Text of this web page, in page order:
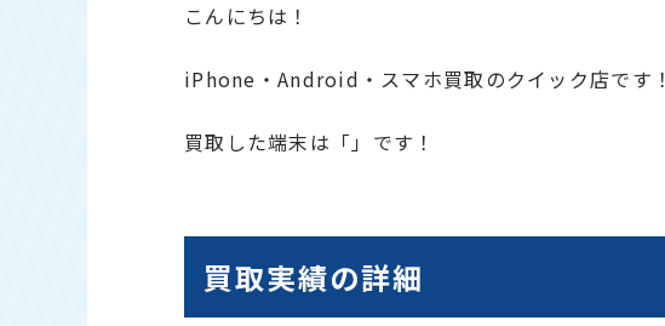
こんにちは！
iPhone・Android・スマホ買取のクイック店です！
買取した端末は「」です！
買取実績の詳細